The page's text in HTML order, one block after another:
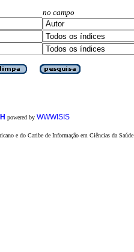
no campo
powered by WWWISIS
e do Caribe de Informação em Ciências da Saúde